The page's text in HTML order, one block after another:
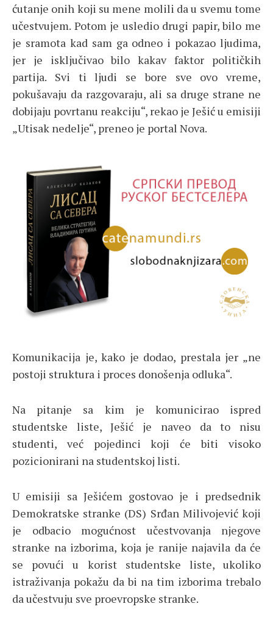
ćutanje onih koji su mene molili da u svemu tome
učestvujem. Potom je usledio drugi papir, bilo me
je sramota kad sam ga odneo i pokazao ljudima,
jer je isključivao bilo kakav faktor političkih
partija. Svi ti ljudi se bore sve ovo vreme,
pokušavaju da razgovaraju, ali sa druge strane ne
dobijaju povrtanu reakciju“, rekao je Ješić u emisiji
„Utisak nedelje“, preneo je portal Nova.
Komunikacija je, kako je dodao, prestala jer „ne
postoji struktura i proces donošenja odluka“.
Na pitanje sa kim je komunicirao ispred
studentske liste, Ješić je naveo da to nisu
studenti, već pojedinci koji će biti visoko
pozicionirani na studentskoj listi.
U emisiji sa Ješićem gostovao je i predsednik
Demokratske stranke (DS) Srđan Milivojević koji
je odbacio mogućnost učestvovanja njegove
stranke na izborima, koja je ranije najavila da će
se povući u korist studentske liste, ukoliko
istraživanja pokažu da bi na tim izborima trebalo
da učestvuju sve proevropske stranke.